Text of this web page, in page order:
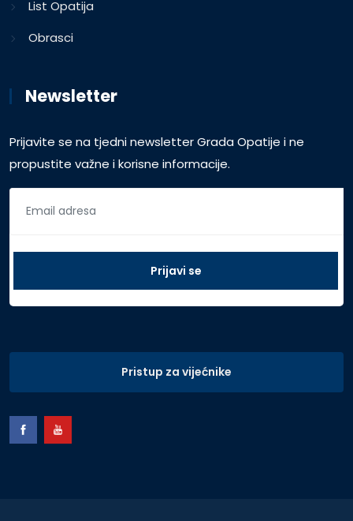
List Opatija
Obrasci
Newsletter
Prijavite se na tjedni newsletter Grada Opatije i ne
propustite važne i korisne informacije.
Pristup za vijećnike